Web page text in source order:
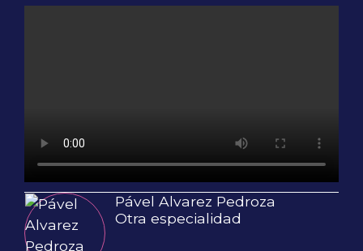
Pável Alvarez Pedroza
Otra especialidad